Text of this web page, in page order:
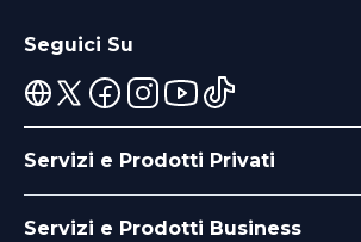
Seguici Su
Servizi e Prodotti Privati
Servizi e Prodotti Business